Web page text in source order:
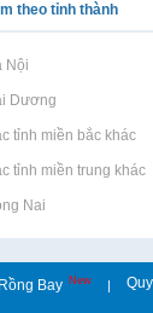
theo tỉnh thành
Nội Rao
Dương Rao
tỉnh miền bắc khác
Rao vặt
tỉnh miền trung khác
Rao vặt
Nai Rao
Bay New |